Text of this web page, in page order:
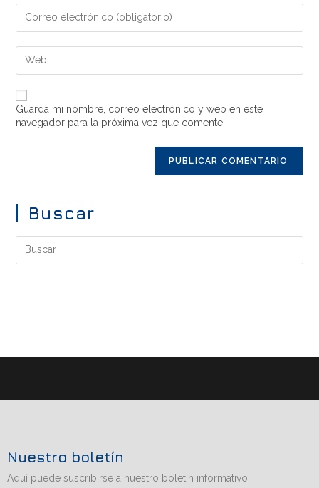
Guarda mi nombre, correo electrónico y web en este
navegador para la próxima vez que comente.
Buscar
Nuestro boletín
Aquí puede suscribirse a nuestro boletín informativo.